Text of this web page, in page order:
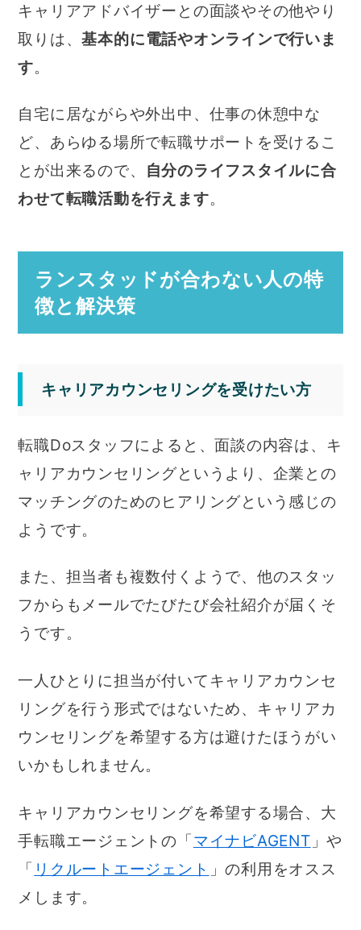
キャリアアドバイザーとの面談やその他やり
取りは、基本的に電話やオンラインで行いま
す。
自宅に居ながらや外出中、仕事の休憩中な
ど、あらゆる場所で転職サポートを受けるこ
とが出来るので、
自分のライフスタイルに合
わせて転職活動を行えます。
ランスタッドが合わない人の特
徴と解決策
キャリアカウンセリングを受けたい方
転職Doスタッフによると、面談の内容は、キ
ャリアカウンセリングというより、企業との
マッチングのためのヒアリングという感じの
ようです。
また、担当者も複数付くようで、他のスタッ
フからもメールでたびたび会社紹介が届くそ
うです。
一人ひとりに担当が付いてキャリアカウンセ
リングを行う形式ではないため、キャリアカ
ウンセリングを希望する方は避けたほうがい
いかもしれません。
キャリアカウンセリングを希望する場合、大
手転職エージェントの「マイナビAGENT 」や
「 リクルートエージェント 」の利用をオスス
メします。